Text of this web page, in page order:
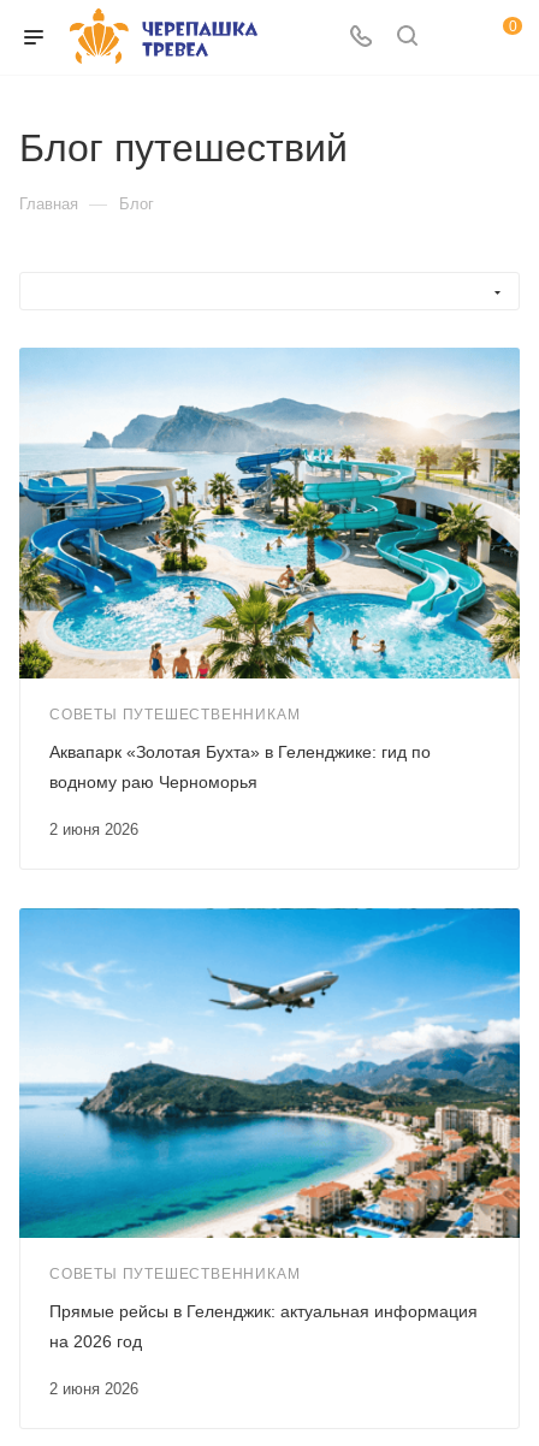
0
Блог путешествий
Главная — Блог
СОВЕТЫ ПУТЕШЕСТВЕННИКАМ
2 июня 2026
Аквапарк «Золотая Бухта» в Геленджике: гид по
водному раю Черноморья
СОВЕТЫ ПУТЕШЕСТВЕННИКАМ
2 июня 2026
Прямые рейсы в Геленджик: актуальная информация
на 2026 год